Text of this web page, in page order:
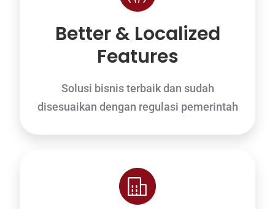
Better & Localized
Features
Solusi bisnis terbaik dan sudah
disesuaikan dengan regulasi pemerintah